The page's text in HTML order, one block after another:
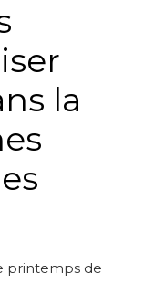
la
printemps de